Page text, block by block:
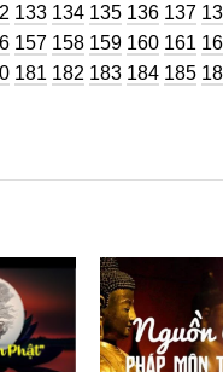
Trang
133 Trang
134 Trang
135 Trang
136 Trang
137
Trang
157 Trang
158 Trang
159 Trang
160 Trang
161
Trang
181 Trang
182 Trang
183 Trang
184 Trang
185